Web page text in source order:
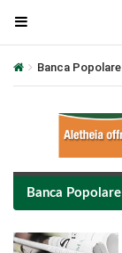
Banca
Banca